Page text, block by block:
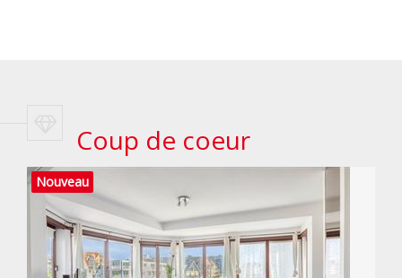
Coup de coeur
Nouveau